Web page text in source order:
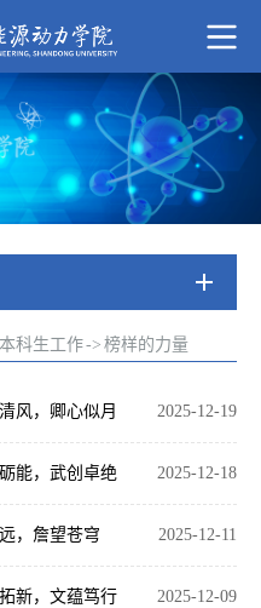
本科生工作-> 榜样的力量
2025-12-19
风，卿心似月
2025-12-18
能，武创卓绝
2025-12-11
，詹望苍穹
2025-12-09
新，文蕴笃行